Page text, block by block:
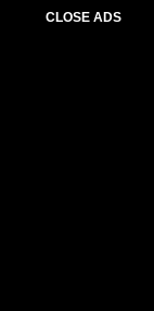
CLOSE ADS